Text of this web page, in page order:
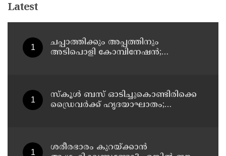
Latest
ചപ്പാത്തിക്കും അപ്പത്തിനും
അടിപൊളി കോമ്പിനേഷൻ;
സ്കൂൾ ബസ് ഓടിച്ചുകൊണ്ടിരിക്കെ
ഡ്രൈവർക്ക് ഹൃദയാഘാതം;
ശരീരഭാരം കുറയ്ക്കാൻ